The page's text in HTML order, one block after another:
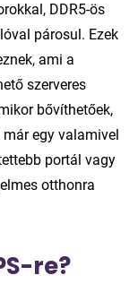
DDR5-ös
párosul. Ezek
ami a
szerveres
bővíthetőek,
egy valamivel
portál vagy
otthonra
re?